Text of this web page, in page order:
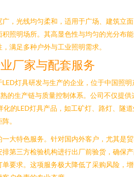
，光线均匀柔和，适用于广场、建筑立
照明场所。其高显色性与均匀的光分布
满足多种户外与工业照明需求。
厂家与配套服务
灯具研发与生产的企业，位于中国照明
的生产链与质量控制体系。公司不仅提供
的LED灯具产品，如工矿灯、路灯、隧
。
一大特色服务。针对国内外客户，尤其是
第三方检验机构进行出厂前验货，确保
要求。这项服务极大降低了采购风险，